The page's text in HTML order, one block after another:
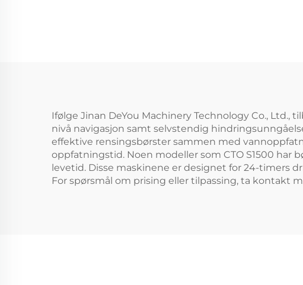
Ifølge Jinan DeYou Machinery Technology Co.,
nivå navigasjon samt selvstendig
effektive rensingsbørster sammen med
oppfatningstid. Noen modeller som CTO S1500
levetid. Disse maskinene er designet for 24-timers
For spørsmål om prising eller tilpassing, ta kontakt